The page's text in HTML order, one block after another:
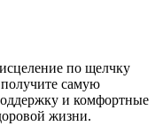
по щелчку
самую
и комфортные
жизни.